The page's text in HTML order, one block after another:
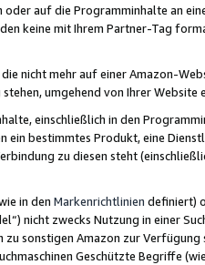
oder auf die Programminhalte an
keine mit Ihrem Partner-Tag
nicht mehr auf einer Amazon-
umgehend von Ihrer
einschließlich in den
ein bestimmtes Produkt, eine
zu diesen steht
in den Markenrichtlinien definiert)
nicht zwecks Nutzung in einer
zu sonstigen Amazon zur
Geschützte Begriffe